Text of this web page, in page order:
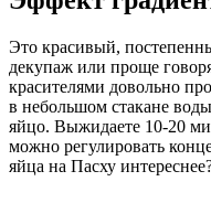
Это красивый,
декупаж или проще
красителями довольно
в небольшом стакане
яйцо. Выжидаете 10-20
можно регулировать
яйца на Пасху